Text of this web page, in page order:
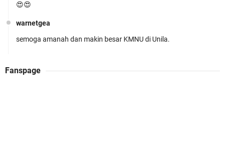
Prestasi Membanggakan! Cokro Guruh Santoso
😍😍
warnetgea
semoga amanah dan makin besar KMNU di Unila.
Alhamdulillah
Fanspage